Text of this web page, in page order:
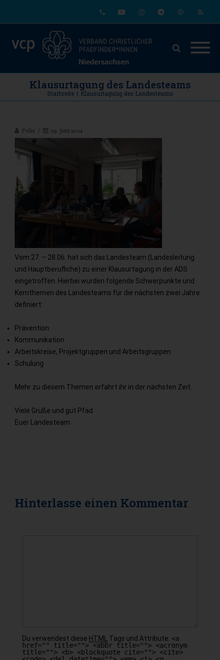
Klausurtagung des Landesteams
Startseite | Klausurtagung des Landesteams
Felix 29. Juni 2014
Vom 27. – 28.06. hat sich das Landesteam (Landesleitung
und Hauptberufliche) zu einer Klausurtagung in der ADS
eingetroffen. Hierbei wurden folgende Schwerpunkte und
Kernthemen des Landesteams für die nächsten zwei Jahre
definiert:
Prävention
Kommunikation
Arbeitskreise, Projektgruppen und Arbeitsgruppen
Schulung
Mehr zu diesem Themen erfahrt ihr in der nächsten Zeit.
Viele Grüße und gut Pfad
Euer Landesteam
Hinterlasse einen Kommentar
Du verwendest diese HTML Tags und Attribute: <a
href="" title=""> <abbr title=""> <acronym
title=""> <b> <blockquote cite=""> <cite>